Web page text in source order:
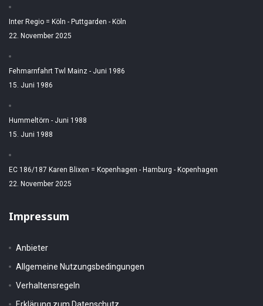
Inter Regio = Köln - Puttgarden - Köln
22. November 2025
Fehmarnfahrt Twl Mainz - Juni 1986
15. Juni 1986
Hummeltörn - Juni 1988
15. Juni 1988
EC 186/187 Karen Blixen = Kopenhagen - Hamburg - Kopenhagen
22. November 2025
Impressum
Anbieter
Allgemeine Nutzungsbedingungen
Verhaltensregeln